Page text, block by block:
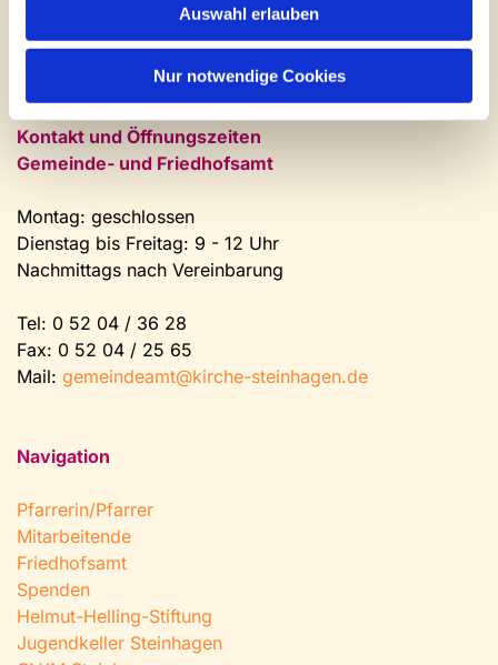
Auswahl erlauben
Nur notwendige Cookies
0 52 04 / 36 28
Mail:gemeindeamt@kirche-steinhagen.de
Newsletter abonnieren
Kontakt und Öffnungszeiten
Gemeinde- und Friedhofsamt
Montag: geschlossen
Dienstag bis Freitag: 9 - 12 Uhr
Nachmittags nach Vereinbarung
Tel: 0 52 04 / 36 28
Fax: 0 52 04 / 25 65
Mail: gemeindeamt@kirche-steinhagen.de
Navigation
Pfarrerin/Pfarrer
Mitarbeitende
Friedhofsamt
Spenden
Helmut-Helling-Stiftung
Jugendkeller Steinhagen